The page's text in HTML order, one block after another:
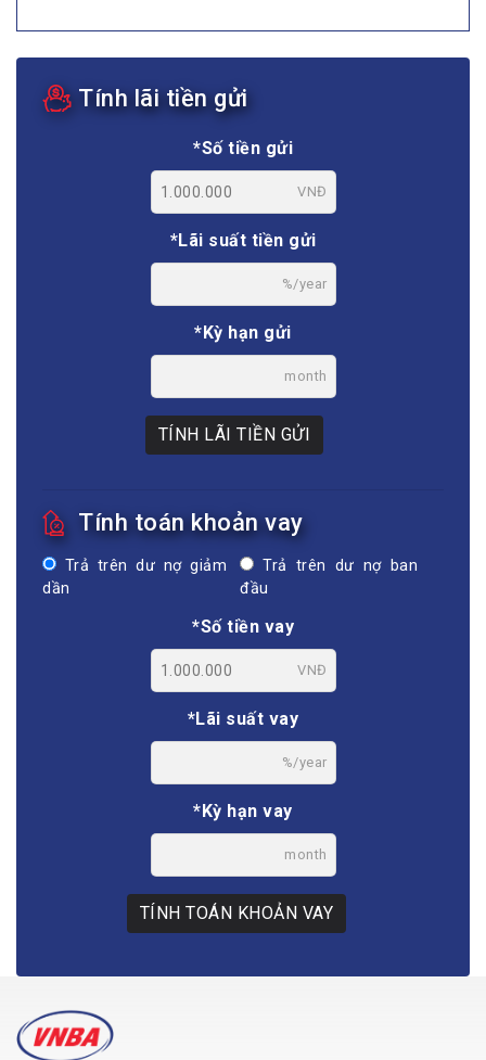
Tính lãi tiền gửi
*Số tiền gửi
VNĐ
*Lãi suất tiền gửi
%/year
*Kỳ hạn gửi
month
TÍNH LÃI TIỀN GỬI
Tính toán khoản vay
Trả trên dư nợ giảm
dần
Trả trên dư nợ ban
đầu
*Số tiền vay
VNĐ
*Lãi suất vay
%/year
*Kỳ hạn vay
month
TÍNH TOÁN KHOẢN VAY